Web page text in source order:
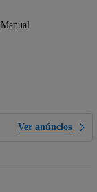
Manual
Ver anúncios